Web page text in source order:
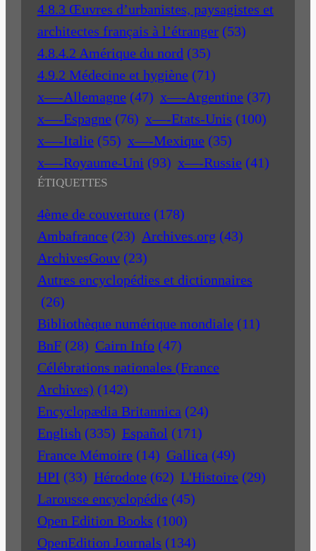
4.8.3 Œuvres d’urbanistes, paysagistes et
architectes français à l’étranger (53)
4.8.4.2 Amérique du nord (35)
4.9.2 Médecine et hygiène (71)
x—-Allemagne (47) x—-Argentine (37)
x—-Espagne (76) x—-Etats-Unis (100)
x—-Italie (55) x—-Mexique (35)
x—-Royaume-Uni (93) x—-Russie (41)
ÉTIQUETTES
4ème de couverture (178)
Ambafrance (23) Archives.org (43)
ArchivesGouv (23)
Autres encyclopédies et dictionnaires
(26)
Bibliothèque numérique mondiale (11)
BnF (28) Cairn Info (47)
Célébrations nationales (France
Archives) (142)
Encyclopædia Britannica (24)
English (335) Español (171)
France Mémoire (14) Gallica (49)
HPI (33) Hérodote (62) L'Histoire (29)
Larousse encyclopédie (45)
Open Edition Books (100)
OpenEdition Journals (134)